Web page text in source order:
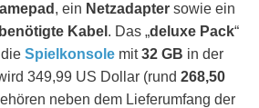
, ein Netzadapter sowie ein
Kabel . Das „deluxe Pack“
Spielkonsole mit32 GB in der
349,99 US Dollar (rund 268,50
neben dem Lieferumfang der